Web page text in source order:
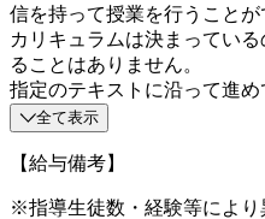
信を持って授業を行うことが
カリキュラムは決まってい
ることはありません。
指定のテキストに沿って進め
全て表示
【給与備考】
※指導生徒数・経験等により